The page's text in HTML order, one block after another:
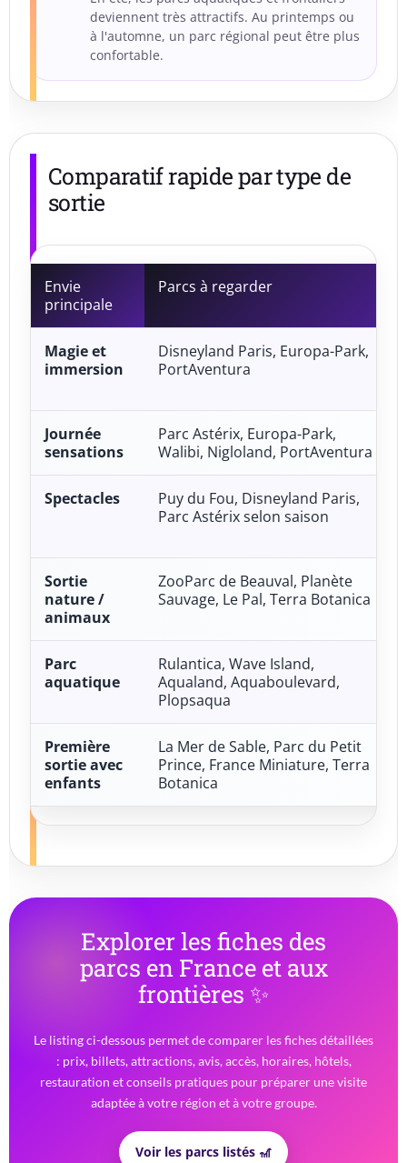
deviennent très attractifs. Au printemps ou
à l'automne, un parc régional peut être plus
confortable.
Comparatif rapide par type de
sortie
Envie
principale
Parcs à regarder
Magie et
immersion
Disneyland Paris, Europa-Park,
PortAventura
Journée
sensations
Parc Astérix, Europa-Park,
Walibi, Nigloland, PortAventura
Spectacles
Puy du Fou, Disneyland Paris,
Parc Astérix selon saison
Sortie
nature /
animaux
ZooParc de Beauval, Planète
Sauvage, Le Pal, Terra Botanica
Parc
aquatique
Rulantica, Wave Island,
Aqualand, Aquaboulevard,
Plopsaqua
Première
sortie avec
enfants
La Mer de Sable, Parc du Petit
Prince, France Miniature, Terra
Botanica
Explorer les fiches des
parcs en France et aux
frontières ✨
Le listing ci-dessous permet de comparer les fiches détaillées
: prix, billets, attractions, avis, accès, horaires, hôtels,
restauration et conseils pratiques pour préparer une visite
adaptée à votre région et à votre groupe.
Voir les parcs listés 🎢